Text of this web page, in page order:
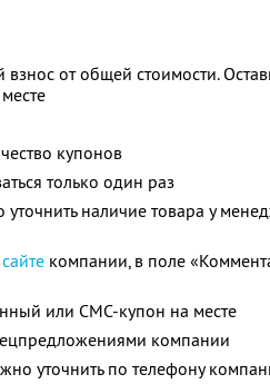
от общей стоимости.
купонов
только один раз
наличие товара у
сайте компании, в поле
или СМС-купон на месте
компании
уточнить по телефону